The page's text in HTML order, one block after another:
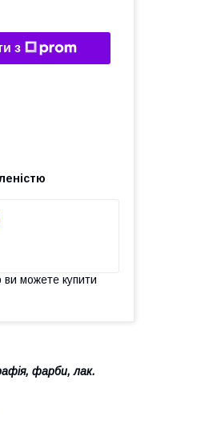
з
ви можете купити
фарби, лак.